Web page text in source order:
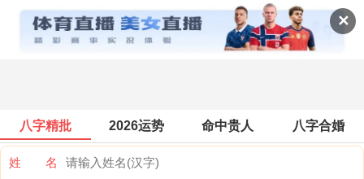
✕
全国天气
八字精批 2026运势 命中贵人 八字合婚
姓 名